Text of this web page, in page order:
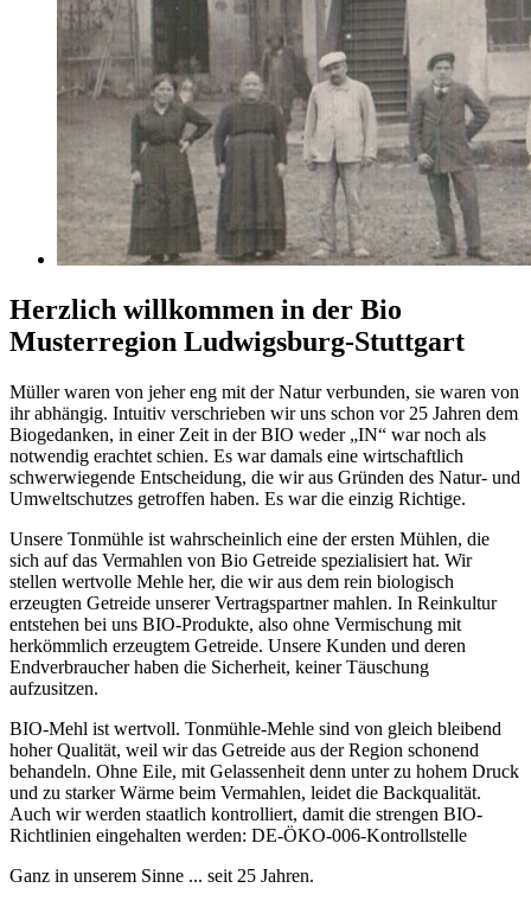
Herzlich willkommen in der Bio
Musterregion Ludwigsburg-Stuttgart
Müller waren von jeher eng mit der Natur verbunden, sie waren von
ihr abhängig. Intuitiv verschrieben wir uns schon vor 25 Jahren dem
Biogedanken, in einer Zeit in der BIO weder „IN“ war noch als
notwendig erachtet schien. Es war damals eine wirtschaftlich
schwerwiegende Entscheidung, die wir aus Gründen des Natur- und
Umweltschutzes getroffen haben. Es war die einzig Richtige.
Unsere Tonmühle ist wahrscheinlich eine der ersten Mühlen, die
sich auf das Vermahlen von Bio Getreide spezialisiert hat. Wir
stellen wertvolle Mehle her, die wir aus dem rein biologisch
erzeugten Getreide unserer Vertragspartner mahlen. In Reinkultur
entstehen bei uns BIO-Produkte, also ohne Vermischung mit
herkömmlich erzeugtem Getreide. Unsere Kunden und deren
Endverbraucher haben die Sicherheit, keiner Täuschung
aufzusitzen.
BIO-Mehl ist wertvoll. Tonmühle-Mehle sind von gleich bleibend
hoher Qualität, weil wir das Getreide aus der Region schonend
behandeln. Ohne Eile, mit Gelassenheit denn unter zu hohem Druck
und zu starker Wärme beim Vermahlen, leidet die Backqualität.
Auch wir werden staatlich kontrolliert, damit die strengen BIO-
Richtlinien eingehalten werden: DE-ÖKO-006-Kontrollstelle
Ganz in unserem Sinne ... seit 25 Jahren.